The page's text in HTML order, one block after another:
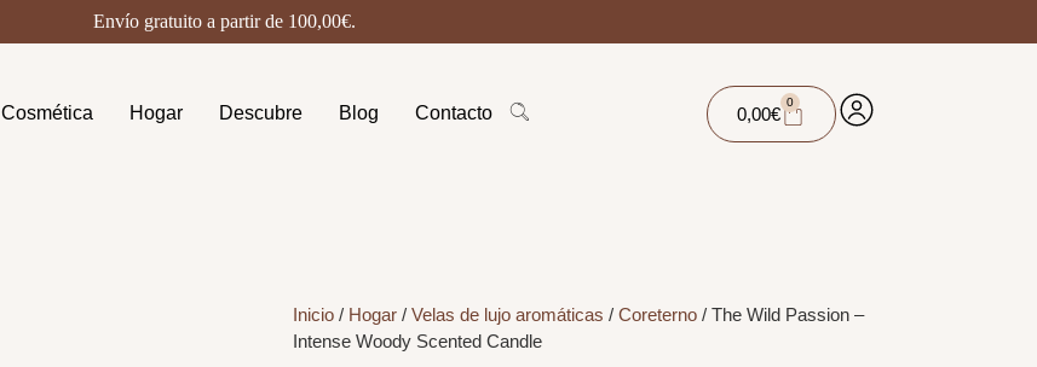
Cosmética Hogar Descubre Blog Contacto 0,00€
0
Inicio / Hogar / Velas de lujo aromáticas / Coreterno / The Wild Passion –
Intense Woody Scented Candle
Envío gratuito a partir de 100,00€.